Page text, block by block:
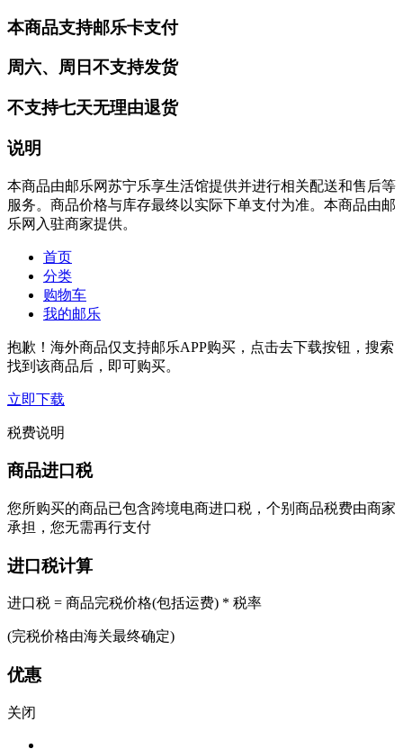
本商品支持邮乐卡支付
周六、周日不支持发货
不支持七天无理由退货
说明
本商品由邮乐网苏宁乐享生活馆提供并进行相关配送和售后等
服务。商品价格与库存最终以实际下单支付为准。本商品由邮
乐网入驻商家提供。
首页
分类
购物车
我的邮乐
抱歉！海外商品仅支持邮乐APP购买，点击去下载按钮，搜索
找到该商品后，即可购买。
立即下载
税费说明
商品进口税
您所购买的商品已包含跨境电商进口税，个别商品税费由商家
承担，您无需再行支付
进口税计算
进口税 = 商品完税价格(包括运费) * 税率
(完税价格由海关最终确定)
优惠
关闭